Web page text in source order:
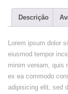
Descrição
Lorem ipsum dolor
eiusmod tempor
minim veniam, quis
ex ea commodo
adipisicing elit, sed